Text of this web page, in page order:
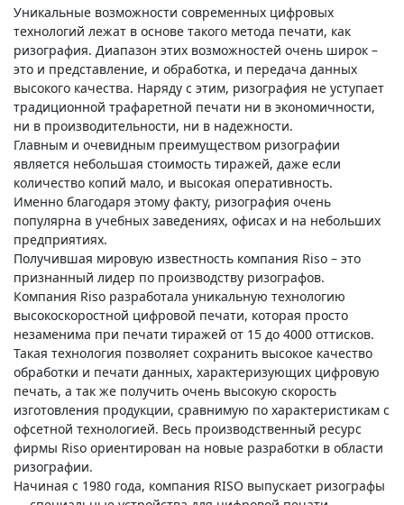
Уникальные возможности современных цифровых
технологий лежат в основе такого метода печати, как
ризография. Диапазон этих возможностей очень широк –
это и представление, и обработка, и передача данных
высокого качества. Наряду с этим, ризография не уступает
традиционной трафаретной печати ни в экономичности,
ни в производительности, ни в надежности.
Главным и очевидным преимуществом ризографии
является небольшая стоимость тиражей, даже если
количество копий мало, и высокая оперативность.
Именно благодаря этому факту, ризография очень
популярна в учебных заведениях, офисах и на небольших
предприятиях.
Получившая мировую известность компания Riso – это
признанный лидер по производству ризографов.
Компания Riso разработала уникальную технологию
высокоскоростной цифровой печати, которая просто
незаменима при печати тиражей от 15 до 4000 оттисков.
Такая технология позволяет сохранить высокое качество
обработки и печати данных, характеризующих цифровую
печать, а так же получить очень высокую скорость
изготовления продукции, сравнимую по характеристикам с
офсетной технологией. Весь производственный ресурс
фирмы Riso ориентирован на новые разработки в области
ризографии.
Начиная с 1980 года, компания RISO выпускает ризографы